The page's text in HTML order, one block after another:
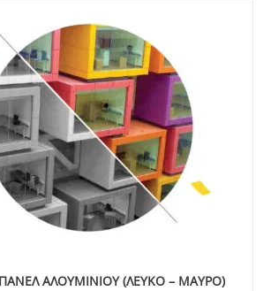
ΑΛΟΥΜΙΝΙΟΥ (ΛΕΥΚΟ – ΜΑΥΡΟ)